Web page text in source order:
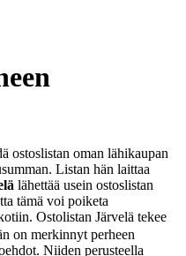
ostoslistan oman lähikaupan
Listan hän laittaa
lähettää usein ostoslistan
tämä voi poiketa
Ostolistan Järvelä tekee
on merkinnyt perheen
Niiden perusteella